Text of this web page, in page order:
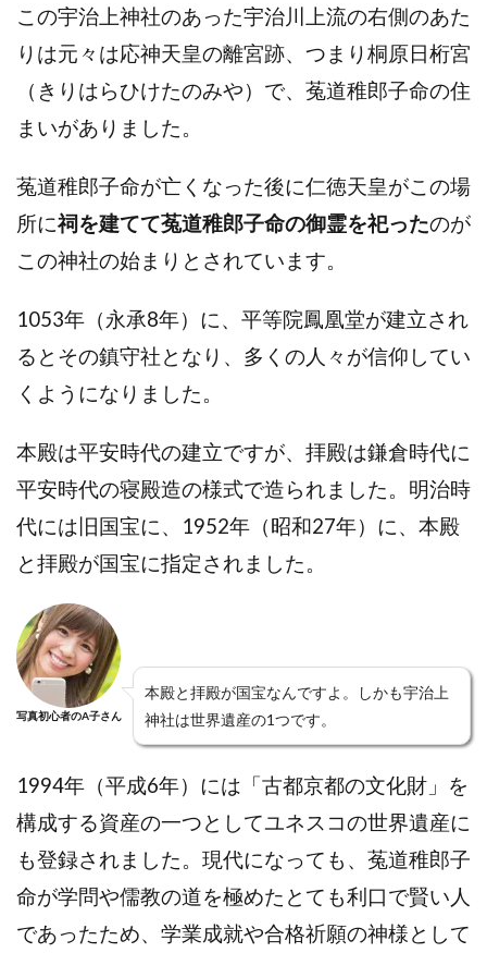
この宇治上神社のあった宇治川上流の右側のあた
りは元々は応神天皇の離宮跡、つまり桐原日桁宮
（きりはらひけたのみや）で、菟道稚郎子命の住
まいがありました。
菟道稚郎子命が亡くなった後に仁徳天皇がこの場
所に祠を建てて菟道稚郎子命の御霊を祀ったのが
この神社の始まりとされています。
1053年（永承8年）に、平等院鳳凰堂が建立され
るとその鎮守社となり、多くの人々が信仰してい
くようになりました。
本殿は平安時代の建立ですが、拝殿は鎌倉時代に
平安時代の寝殿造の様式で造られました。明治時
代には旧国宝に、1952年（昭和27年）に、本殿
と拝殿が国宝に指定されました。
写真初心者のA子さん
本殿と拝殿が国宝なんですよ。しかも宇治上
神社は世界遺産の1つです。
1994年（平成6年）には「古都京都の文化財」を
構成する資産の一つとしてユネスコの世界遺産に
も登録されました。現代になっても、菟道稚郎子
命が学問や儒教の道を極めたとても利口で賢い人
であったため、学業成就や合格祈願の神様として